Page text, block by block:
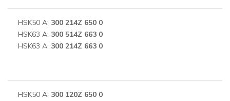
HSK50 A: 300 214Z 650 0
HSK63 A: 300 514Z 663 0
HSK63 A: 300 214Z 663 0
HSK50 A: 300 120Z 650 0